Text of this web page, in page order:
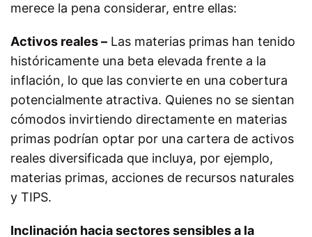
merece la pena considerar, entre ellas:
Activos reales – Las materias primas han tenido
históricamente una beta elevada frente a la
inflación, lo que las convierte en una cobertura
potencialmente atractiva. Quienes no se sientan
cómodos invirtiendo directamente en materias
primas podrían optar por una cartera de activos
reales diversificada que incluya, por ejemplo,
materias primas, acciones de recursos naturales
y TIPS.
Inclinación hacia sectores sensibles a la